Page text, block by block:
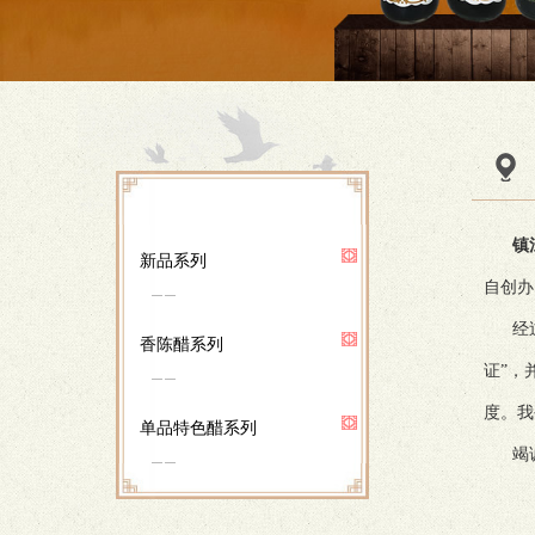
新品系列
香陈醋系列
单品特色醋系列
镇
自创
经过
证”，
度。
竭诚